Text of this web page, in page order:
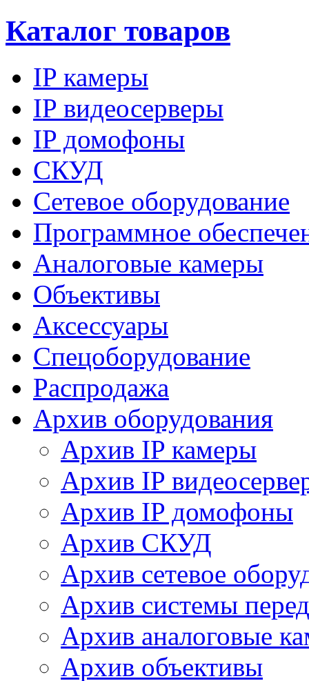
Каталог товаров
IP камеры
IP видеосерверы
IP домофоны
СКУД
Сетевое оборудование
Программное
Аналоговые камеры
Объективы
Аксессуары
Спецоборудование
Распродажа
Архив оборудования
Архив IP камеры
Архив IP
Архив IP домофоны
Архив СКУД
Архив сетевое
Архив системы
Архив аналоговые
Архив объективы